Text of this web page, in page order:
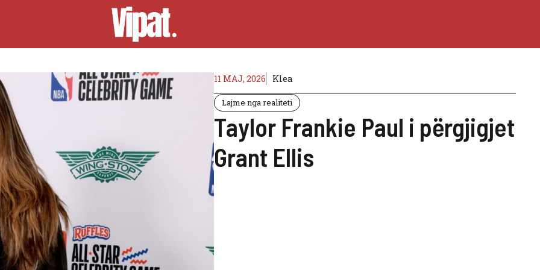
11 MAJ, 2026 Klea
Lajme nga realiteti
Taylor Frankie Paul i përgjigjet
Grant Ellis